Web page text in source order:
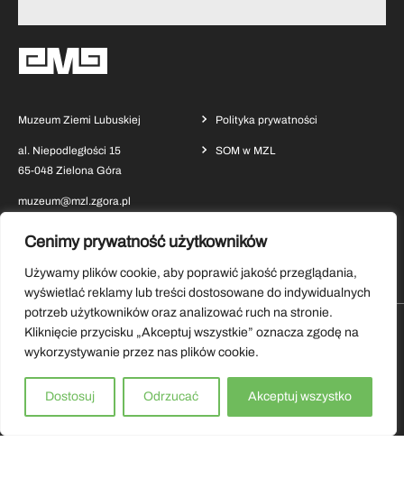
Cenimy prywatność użytkowników
Używamy plików cookie, aby poprawić jakość przeglądania,
wyświetlać reklamy lub treści dostosowane do indywidualnych
potrzeb użytkowników oraz analizować ruch na stronie.
Kliknięcie przycisku „Akceptuj wszystkie” oznacza zgodę na
wykorzystywanie przez nas plików cookie.
Dostosuj Odrzucać Akceptuj wszystko
Muzeum Ziemi Lubuskiej
al. Niepodległości 15
65-048 Zielona Góra
muzeum@mzl.zgora.pl
Polityka prywatności
SOM w MZL
Wszystkie prawa zastrzeżone.
Pobierz aplikację Muzeum Ziemi Lubuskiej